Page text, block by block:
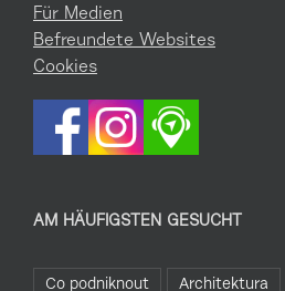
Für Medien
Befreundete Websites
Cookies
AM HÄUFIGSTEN GESUCHT
Co podniknout Architektura